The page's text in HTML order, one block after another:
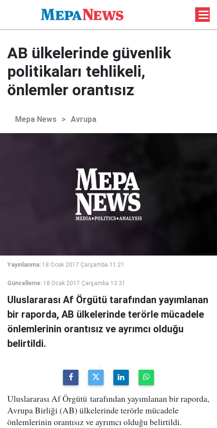
AB ülkelerinde güvenlik
politikaları tehlikeli,
önlemler orantısız
Mepa News > Avrupa
Yayınlanma: 18 Ocak 2017 Çarşamba 11:21
Güncelleme: 18 Ocak 2017 Çarşamba 13:31
Uluslararası Af Örgütü tarafından yayımlanan
bir raporda, AB ülkelerinde terörle mücadele
önlemlerinin orantısız ve ayrımcı olduğu
belirtildi.
Uluslararası Af Örgütü tarafından yayımlanan bir raporda,
Avrupa Birliği (AB) ülkelerinde terörle mücadele
önlemlerinin orantısız ve ayrımcı olduğu belirtildi.